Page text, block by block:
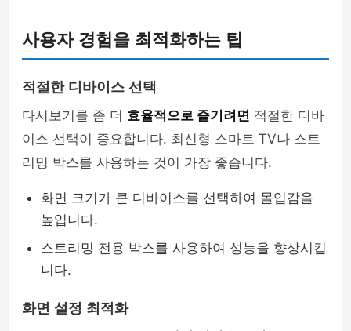
사용자 경험을 최적화하는 팁
적절한 디바이스 선택
다시보기를 좀 더 효율적으로 즐기려면 적절한 디바
이스 선택이 중요합니다. 최신형 스마트 TV나 스트
리밍 박스를 사용하는 것이 가장 좋습니다.
화면 크기가 큰 디바이스를 선택하여 몰입감을
높입니다.
스트리밍 전용 박스를 사용하여 성능을 향상시킵
니다.
화면 설정 최적화